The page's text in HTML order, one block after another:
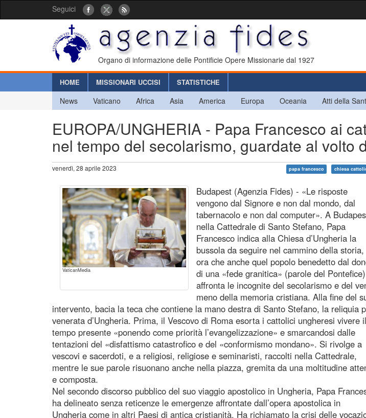
Seguici
Organo di informazione delle Pontificie Opere Missionarie dal 1927
HOME MISSIONARI UCCISI STATISTICHE
News Vaticano Africa Asia America Europa Oceania Atti della
EUROPA/UNGHERIA - Papa Francesco ai
nel tempo del secolarismo, guardate al volto
venerdì, 28 aprile 2023 papa francesco chiesa
VaticanMedia
Budapest (Agenzia Fides) - «Le risposte
vengono dal Signore e non dal mondo, dal
tabernacolo e non dal computer». A
nella Cattedrale di Santo Stefano, Papa
Francesco indica alla Chiesa d’Ungheria la
bussola da seguire nel cammino della storia,
ora che anche quel popolo benedetto dal
di una «fede granitica» (parole del Pontefice)
affronta le incognite del secolarismo e del
meno della memoria cristiana. Alla fine del
intervento, bacia la teca che contiene la mano destra di Santo Stefano, la reliquia
venerata d’Ungheria. Prima, il Vescovo di Roma esorta i cattolici ungheresi vivere il
tempo presente «ponendo come priorità l’evangelizzazione» e smarcandosi dalle
tentazioni del «disfattismo catastrofico e del «conformismo mondano». Si rivolge a
vescovi e sacerdoti, e a religiosi, religiose e seminaristi, raccolti nella Cattedrale,
mentre le sue parole risuonano anche nella piazza, gremita da una moltitudine
e composta.
Nel secondo discorso pubblico del suo viaggio apostolico in Ungheria, Papa
ha delineato senza reticenze le emergenze affrontate dall’opera apostolica in
Ungheria come in altri Paesi di antica cristianità. Ha richiamato la crisi delle